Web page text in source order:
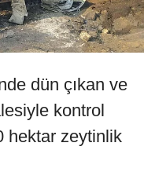
dün çıkan ve
kontrol
hektar zeytinlik